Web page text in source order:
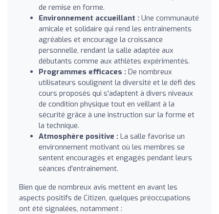
de remise en forme.
Environnement accueillant : Une communauté
amicale et solidaire qui rend les entraînements
agréables et encourage la croissance
personnelle, rendant la salle adaptée aux
débutants comme aux athlètes expérimentés.
Programmes efficaces : De nombreux
utilisateurs soulignent la diversité et le défi des
cours proposés qui s'adaptent à divers niveaux
de condition physique tout en veillant à la
sécurité grâce à une instruction sur la forme et
la technique.
Atmosphère positive : La salle favorise un
environnement motivant où les membres se
sentent encouragés et engagés pendant leurs
séances d'entraînement.
Bien que de nombreux avis mettent en avant les
aspects positifs de Citizen, quelques préoccupations
ont été signalées, notamment :